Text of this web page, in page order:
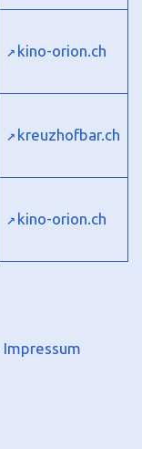
kino-orion.ch
kreuzhofbar.ch
kino-orion.ch
Impressum